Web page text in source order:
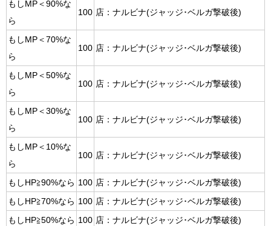
もしMP＜90%な
ら
100 店：ナルビナ(ジャッジ･ベルガ撃破後)
もしMP＜70%な
ら
100 店：ナルビナ(ジャッジ･ベルガ撃破後)
もしMP＜50%な
ら
100 店：ナルビナ(ジャッジ･ベルガ撃破後)
もしMP＜30%な
ら
100 店：ナルビナ(ジャッジ･ベルガ撃破後)
もしMP＜10%な
ら
100 店：ナルビナ(ジャッジ･ベルガ撃破後)
もしHP≧90%なら 100 店：ナルビナ(ジャッジ･ベルガ撃破後)
もしHP≧70%なら 100 店：ナルビナ(ジャッジ･ベルガ撃破後)
もしHP≧50%なら 100 店：ナルビナ(ジャッジ･ベルガ撃破後)